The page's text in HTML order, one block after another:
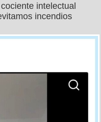
intelectual
incendios